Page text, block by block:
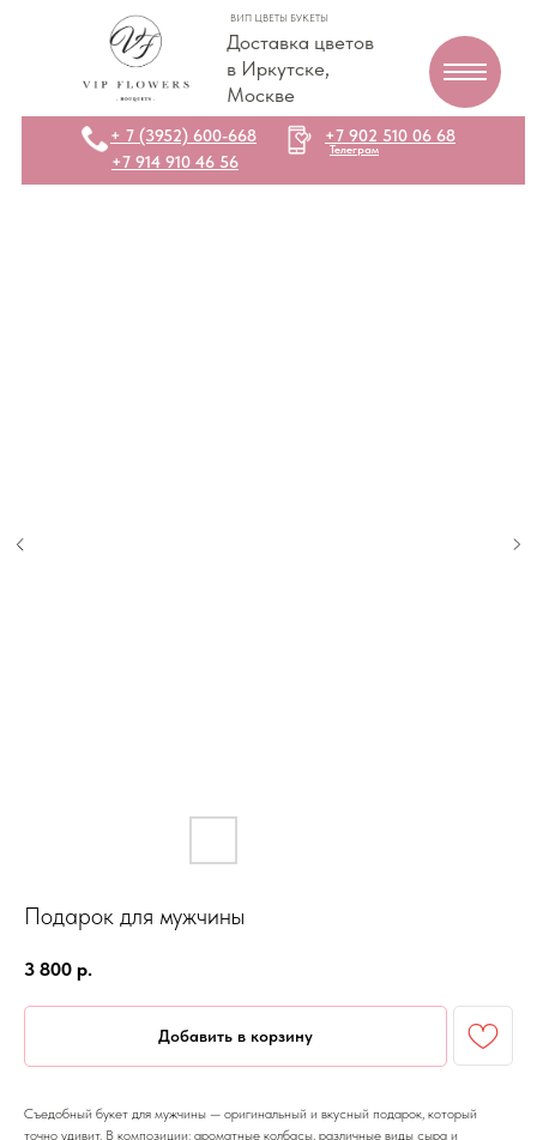
Доставка цветов
в Иркутске,
Москве
ВИП ЦВЕТЫ БУКЕТЫ
+7 914 910 46 56
+7 902 510 06 68
Телеграм
+ 7 (3952) 600-668
Подарок для мужчины
3 800 р.
Добавить в корзину
Съедобный букет для мужчины — оригинальный и вкусный подарок, который
точно удивит. В композиции: ароматные колбасы, различные виды сыра и